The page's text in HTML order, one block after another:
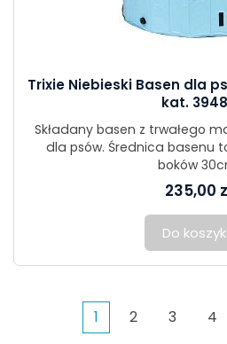
Trixie Niebieski Basen dla
kat.
Składany basen z trwałego
dla psów. Średnica basenu
boków
235,00
Do
1 2 3 4